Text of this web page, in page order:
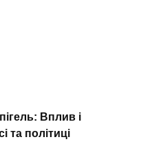
Вплив і
та політиці